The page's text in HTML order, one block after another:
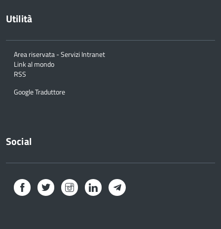
Utilità
Area riservata - Servizi Intranet
Link al mondo
RSS
Google Traduttore
Social
Facebook Twitter InstagramLinkedInTelegram